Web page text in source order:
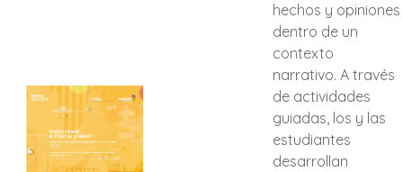
hechos y opiniones
dentro de un
contexto
narrativo. A través
de actividades
guiadas, los y las
estudiantes
desarrollan